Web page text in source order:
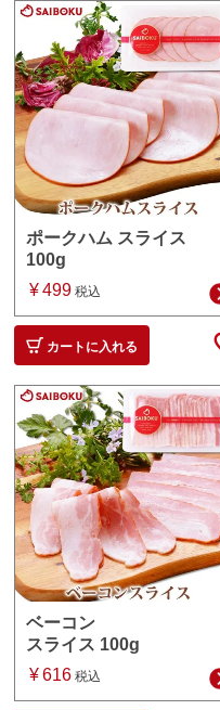
ポークハム スライス
100g
¥ 499 税込
カートに入れる
ベーコン
スライス 100g
¥ 616 税込